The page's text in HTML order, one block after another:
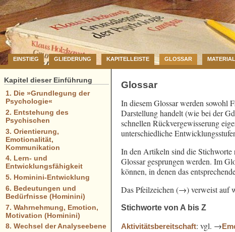
EINSTIEG GLIEDERUNG KAPITELLEISTE GLOSSAR MATERIAL
Glossar
In diesem Glossar werden sowohl
Darstellung handelt (wie bei der
schnellen Rückvergewisserung
unterschiedliche
In den Artikeln sind die Stichworte
Glossar gesprungen werden. Im
können, in denen das
Das Pfeilzeichen (→) verweist auf
Stichworte von A bis Z
Aktivitätsbereitschaft: vgl. →
Kapitel dieser Einführung
1. Die »Grundlegung der
Psychologie«
2. Entstehung des
Psychischen
3. Orientierung,
Emotionalität,
Kommunikation
4. Lern- und
Entwicklungsfähigkeit
5. Hominini-Entwicklung
6. Bedeutungen und
Bedürfnisse (Hominini)
7. Wahrnehmung, Emotion,
Motivation (Hominini)
8. Wechsel der Analyseebene